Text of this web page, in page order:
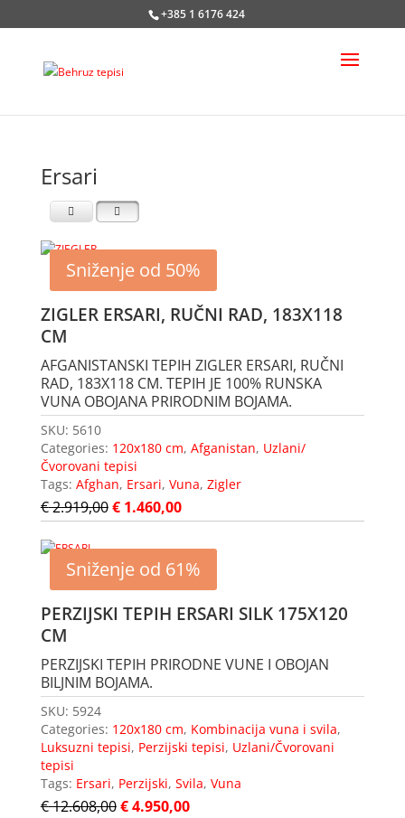
+385 1 6176 424
Ersari
Sniženje od 50%
ZIGLER ERSARI, RUČNI RAD, 183X118
CM
AFGANISTANSKI TEPIH ZIGLER ERSARI, RUČNI
RAD, 183X118 CM. TEPIH JE 100% RUNSKA
VUNA OBOJANA PRIRODNIM BOJAMA.
SKU: 5610
Categories: 120x180 cm, Afganistan, Uzlani/
Čvorovani tepisi
Tags: Afghan, Ersari, Vuna, Zigler
€2.919,00€1.460,00
Sniženje od 61%
PERZIJSKI TEPIH ERSARI SILK 175X120
CM
PERZIJSKI TEPIH PRIRODNE VUNE I OBOJAN
BILJNIM BOJAMA.
SKU: 5924
Categories: 120x180 cm, Kombinacija vuna i svila,
Luksuzni tepisi, Perzijski tepisi, Uzlani/Čvorovani
tepisi
Tags: Ersari, Perzijski, Svila, Vuna
€12.608,00€4.950,00